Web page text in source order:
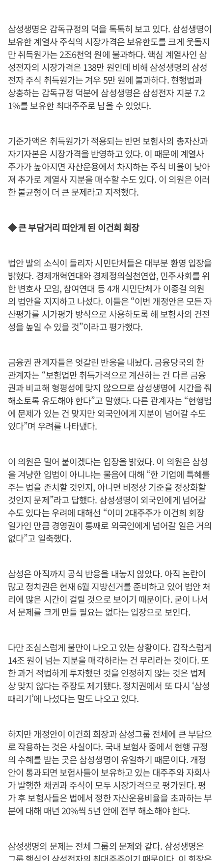
삼성생명은 감독규정의 덕을 톡톡히 보고 있다. 삼성생명이
보유한 계열사 주식의 시장가격은 보유한도를 크게 웃돌지
만 취득원가는 2조6천억 원에 불과하다. 핵심 계열사인 삼
성전자의 시장가격은 138만 원인데 비해 삼성생명의 삼성
전자 주식 취득원가는 겨우 5만 원에 불과하다. 현행법과
상충하는 감독규정 덕분에 삼성생명은 삼성전자 지분 7.2
1%를 보유한 최대주주로 남을 수 있었다.
기준가액은 취득원가가 적용되는 반면 보험사의 총자산과
자기자본은 시장가격을 반영하고 있다. 이 때문에 계열사
주가가 높아지면 자산운용에서 차지하는 주식 비율이 낮아
져 추가로 계열사 지분을 매수할 수도 있다. 이 의원은 이러
한 불균형이 더 큰 문제라고 지적했다.
◆ 큰 부담거리 떠안게 된 이건희 회장
법안 발의 소식이 들리자 시민단체들은 대부분 환영 입장을
밝혔다. 경제개혁연대와 경제정의실천연합, 민주사회를 위
한 변호사 모임, 참여연대 등 4개 시민단체가 이종걸 의원
의 법안을 지지하고 나섰다. 이들은 “이번 개정안은 모든 자
산평가를 시가평가 방식으로 사용하도록 해 보험사의 건전
성을 높일 수 있을 것”이라고 평가했다.
금융권 관계자들은 엇갈린 반응을 내놨다. 금융당국의 한
관계자는 “보험업만 취득가격으로 계산하는 건 다른 금융
권과 비교해 형평성에 맞지 않으므로 삼성생명에 시간을 줘
해소토록 유도해야 한다”고 말했다. 다른 관계자는 “현행법
에 문제가 있는 건 맞지만 외국인에게 지분이 넘어갈 수도
있다”며 우려를 나타냈다.
이 의원은 밀어 붙이겠다는 입장을 밝혔다. 이 의원은 삼성
을 겨냥한 입법이 아니냐는 물음에 대해 “한 기업에 특혜를
주는 법을 존치할 것인지, 아니면 비정상 기준을 정상화할
것인지 문제”라고 답했다. 삼성생명이 외국인에게 넘어갈
수도 있다는 우려에 대해선 “이미 2대주주가 이건희 회장
일가인 만큼 경영권이 통째로 외국인에게 넘어갈 일은 거의
없다”고 일축했다.
삼성은 아직까지 공식 반응을 내놓지 않았다. 아직 논란이
많고 정치권은 현재 6월 지방선거를 준비하고 있어 법안 처
리에 많은 시간이 걸릴 것으로 보이기 때문이다. 굳이 나서
서 문제를 크게 만들 필요는 없다는 입장으로 보인다.
다만 조심스럽게 불만이 나오고 있는 상황이다. 갑작스럽게
14조 원이 넘는 지분을 매각하라는 건 무리라는 것이다. 또
한 과거 적법하게 투자했던 것을 인정하지 않는 것은 법제
상 맞지 않다는 주장도 제기됐다. 정치권에서 또 다시 ‘삼성
때리기’에 나섰다는 말도 나오고 있다.
하지만 개정안이 이건희 회장과 삼성그룹 전체에 큰 부담으
로 작용하는 것은 사실이다. 국내 보험사 중에서 현행 규정
의 수혜를 받는 곳은 삼성생명이 유일하기 때문이다. 개정
안이 통과되면 보험사들이 보유하고 있는 대주주와 자회사
가 발행한 채권과 주식이 모두 시장가격으로 평가된다. 평
가 후 보험사들은 법에서 정한 자산운용비율을 초과하는 부
분에 대해 매년 20%씩 5년 안에 전부 해소해야 한다.
삼성생명의 문제는 전체 그룹의 문제와 같다. 삼성생명은